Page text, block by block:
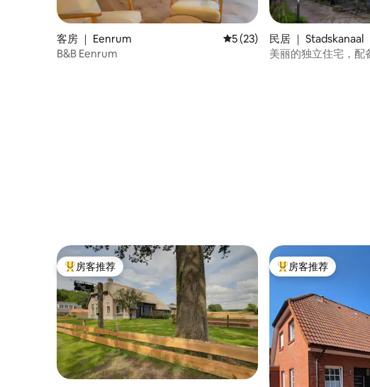
客房 ｜ Eenrum 平均评分 5 分（满分 5 分），共
5 (23)
B&B Eenrum
民居 ｜ Stadskanaal
美丽的独立住宅，配
热门「房客推荐」
房客推荐 热门「房客推荐」
房客推荐